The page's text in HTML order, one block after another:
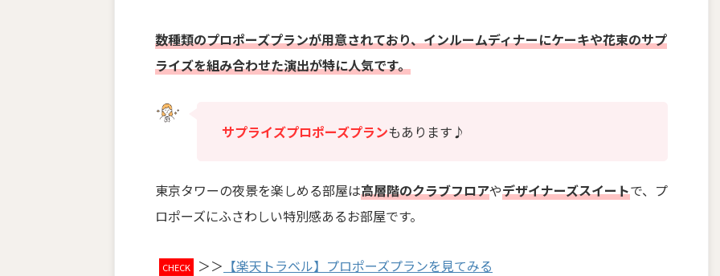
数種類のプロポーズプランが用意されており、インルームディナーにケーキや花束のサプ
ライズを組み合わせた演出が特に人気です。
サプライズプロポーズプランもあります♪
東京タワーの夜景を楽しめる部屋は高層階のクラブフロアやデザイナーズスイートで、プ
ロポーズにふさわしい特別感あるお部屋です。
CHECK ＞＞ 【楽天トラベル】プロポーズプランを見てみる